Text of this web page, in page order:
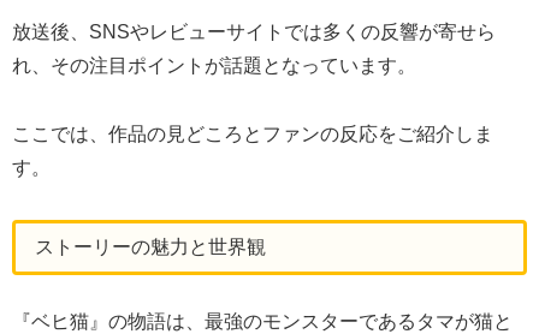
放送後、SNSやレビューサイトでは多くの反響が寄せら
れ、その注目ポイントが話題となっています。
ここでは、作品の見どころとファンの反応をご紹介しま
す。
ストーリーの魅力と世界観
『ベヒ猫』の物語は、最強のモンスターであるタマが猫と